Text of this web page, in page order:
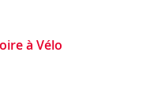
à Vélo